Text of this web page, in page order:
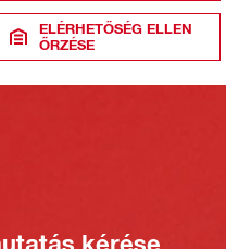
ELÉRHETŐSÉG ELLEN
ŐRZÉSE